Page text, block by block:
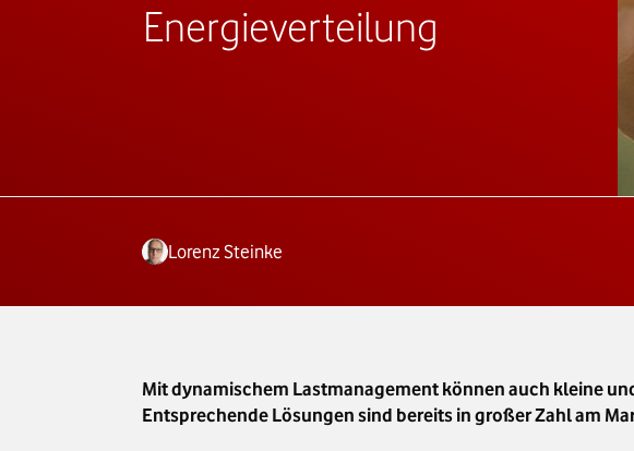
Energieverteilung
Lorenz Steinke
Mit dynamischem Lastmanagement können auch kleine
Entsprechende Lösungen sind bereits in großer Zahl am